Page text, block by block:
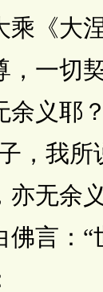
乘《大
，一切
余义耶
我所
亦无余
言：“